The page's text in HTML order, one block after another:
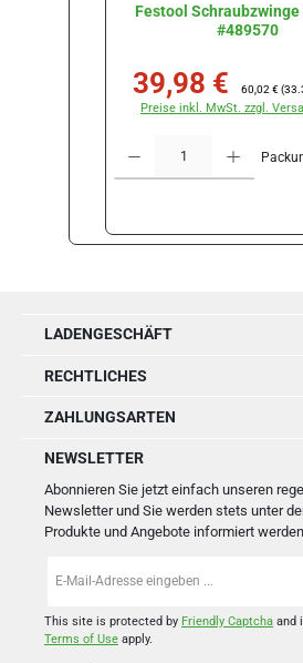
Festool Schraubzwinge
#489570
Verkaufspreis:
39,98 € 60,02 €
Preise inkl. MwSt. zzgl.
LADENGESCHÄFT
RECHTLICHES
ZAHLUNGSARTEN
NEWSLETTER
Abonnieren Sie jetzt einfach unseren
Newsletter und Sie werden stets unter
Produkte und Angebote informiert
Mail-
*
This site is protected by Friendly Captcha and
Terms of Use apply.